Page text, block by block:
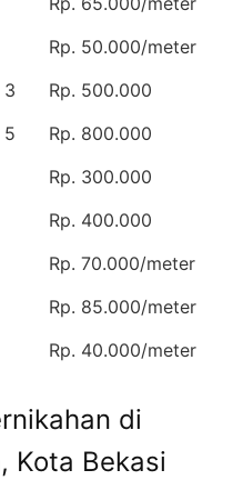
Rp. 50.000/meter
3
Rp. 500.000
5
Rp. 800.000
Rp. 300.000
Rp. 400.000
Rp. 70.000/meter
Rp. 85.000/meter
Rp. 40.000/meter
di
Kota Bekasi